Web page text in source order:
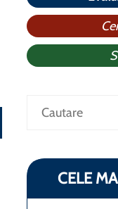
Caută
CELE